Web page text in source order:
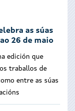
as súas
26 de maio
edición que
traballos de
entre as súas